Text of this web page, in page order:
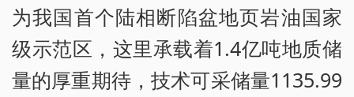
为我国首个陆相断陷盆地页岩油国家
级示范区，这里承载着1.4亿吨地质储
量的厚重期待，技术可采储量1135.99